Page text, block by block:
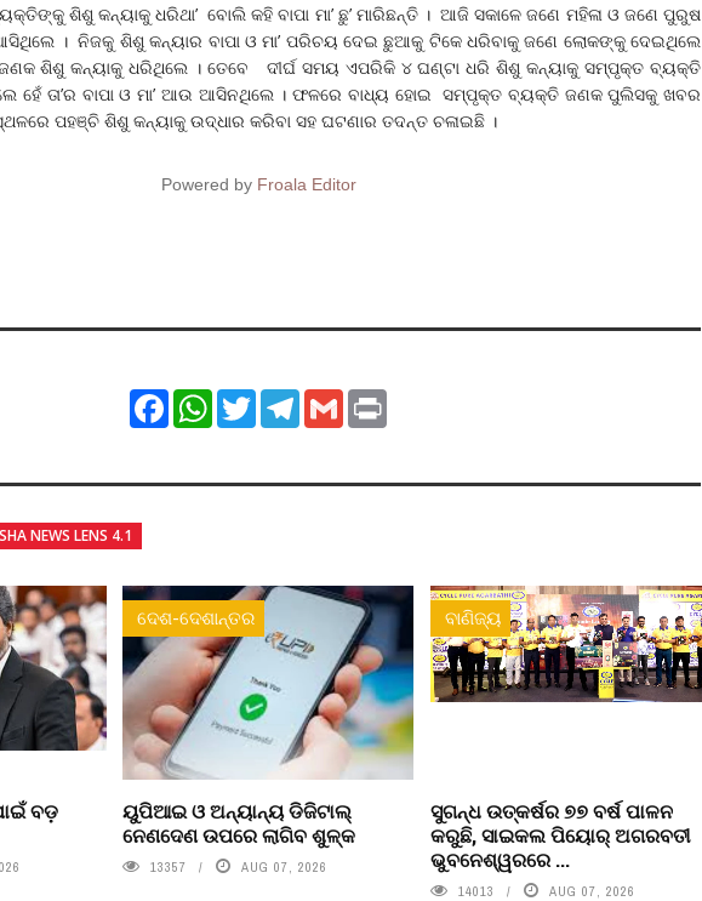
ଶିଶୁ କନ୍ୟାକୁ ଧରିଥା’ ବୋଲି କହି ବାପା ମା’ ଛୁ’ ମାରିଛନ୍ତି । ଆଜି ସକାଳେ ଜଣେ ମହିଳା ଓ ଜଣେ ପୁରୁଷ
। ନିଜକୁ ଶିଶୁ କନ୍ୟାର ବାପା ଓ ମା’ ପରିଚୟ ଦେଇ ଛୁଆକୁ ଟିକେ ଧରିବାକୁ ଜଣେ ଲୋକଙ୍କୁ ଦେଇଥିଲେ
ଶିଶୁ କନ୍ୟାକୁ ଧରିଥିଲେ । ତେବେ ଦୀର୍ଘ ସମୟ ଏପରିକି ୪ ଘଣ୍ଟା ଧରି ଶିଶୁ କନ୍ୟାକୁ ସମ୍ପୃକ୍ତ ବ୍ୟକ୍ତି
ହେଁ ତା’ର ବାପା ଓ ମା’ ଆଉ ଆସିନଥିଲେ । ଫଳରେ ବାଧ୍ୟ ହୋଇ ସମ୍ପୃକ୍ତ ବ୍ୟକ୍ତି ଜଣକ ପୁଲିସକୁ ଖବର
ପହଞ୍ଚି ଶିଶୁ କନ୍ୟାକୁ ଉଦ୍ଧାର କରିବା ସହ ଘଟଣାର ତଦନ୍ତ ଚଳାଇଛି ।
Powered by Froala Editor
FacebookWhatsApp
TwitterTelegram
Gmail
NEWS LENS 4.1
ବଡ଼
ଦେଶ-ଦେଶାନ୍ତର
ୟୁପିଆଇ ଓ ଅନ୍ୟାନ୍ୟ ଡିଜିଟାଲ୍
ନେଣଦେଣ ଉପରେ ଲାଗିବ ଶୁଳ୍କ
13357 AUG 07, 2026
ବାଣିଜ୍ୟ
ସୁଗନ୍ଧ ଉତ୍କର୍ଷର ୭୭ ବର୍ଷ ପାଳନ
କରୁଛି, ସାଇକଲ ପିୟୋର୍‌ ଅଗରବତୀ
ଭୁବନେଶ୍ୱରରେ ...
14013 AUG 07, 2026